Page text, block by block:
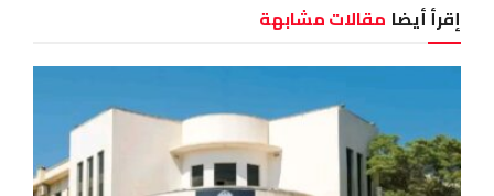
إقرأ أيضا مقالات مشابهة